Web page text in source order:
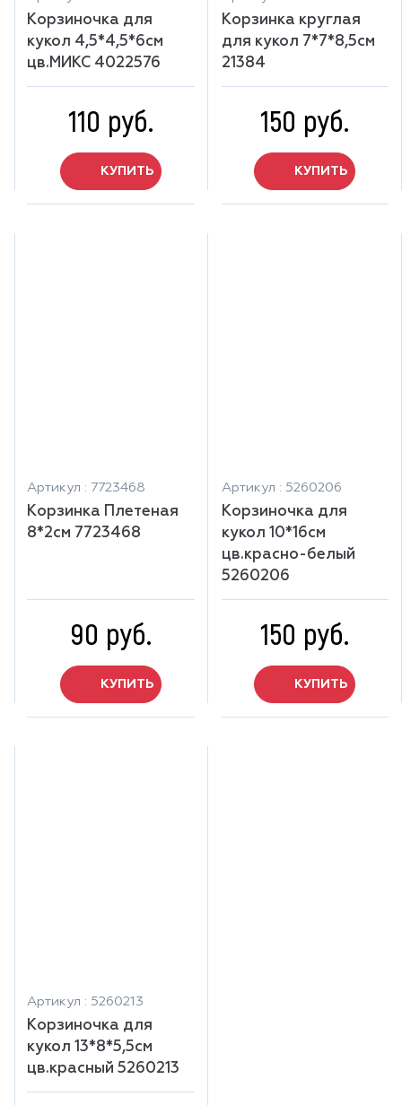
Корзиночка для
кукол 4,5*4,5*6см
цв.МИКС 4022576
110 руб.
КУПИТЬ
Корзинка круглая
для кукол 7*7*8,5см
21384
150 руб.
КУПИТЬ
Артикул : 7723468
Корзинка Плетеная
8*2см 7723468
90 руб.
КУПИТЬ
Артикул : 5260206
Корзиночка для
кукол 10*16см
цв.красно-белый
5260206
150 руб.
КУПИТЬ
Артикул : 5260213
Корзиночка для
кукол 13*8*5,5см
цв.красный 5260213